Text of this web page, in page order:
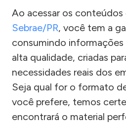
Ao acessar os
Sebrae/PR, você tem a
consumindo
alta qualidade, criadas
necessidades reais dos
Seja qual for o formato
você prefere, temos
encontrará o material